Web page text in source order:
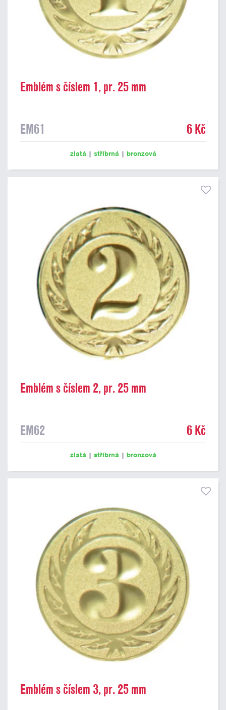
Emblém s číslem 1, pr. 25 mm
EM61 6 Kč
zlatá | stříbrná | bronzová
Emblém s číslem 2, pr. 25 mm
EM62 6 Kč
zlatá | stříbrná | bronzová
Emblém s číslem 3, pr. 25 mm